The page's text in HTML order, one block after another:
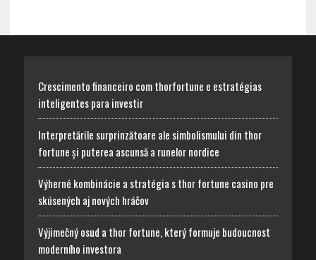
Crescimento financeiro com thorfortune e estratégias
inteligentes para investir
Interpretările surprinzătoare ale simbolismului din thor
fortune și puterea ascunsă a runelor nordice
Výherné kombinácie a stratégia s thor fortune casino pre
skúsených aj nových hráčov
Výjimečný osud a thor fortune, který formuje budoucnost
moderního investora